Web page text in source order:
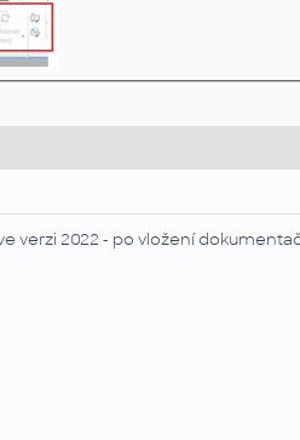
verzi 2022 - po vložení